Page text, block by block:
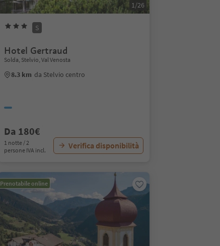
1/26
S
Hotel Gertraud
Solda, Stelvio, Val Venosta
8.3 km da Stelvio centro
Da 180€
1 notte / 2
persone IVA incl.
Verifica disponibilità
Prenotabile online